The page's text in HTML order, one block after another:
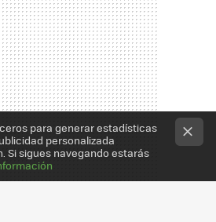
para generar estadísticas
personalizada
Si sigues navegando estarás